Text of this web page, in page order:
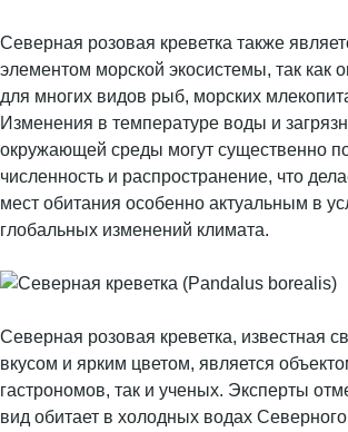
Северная розовая креветка также
элементом морской экосистемы, так как
для многих видов рыб, морских
Изменения в температуре воды и
окружающей среды могут существенно
численность и распространение, что
мест обитания особенно актуальным в
глобальных изменений климата.
Северная розовая креветка, известная
вкусом и ярким цветом, является
гастрономов, так и ученых. Эксперты
вид обитает в холодных водах